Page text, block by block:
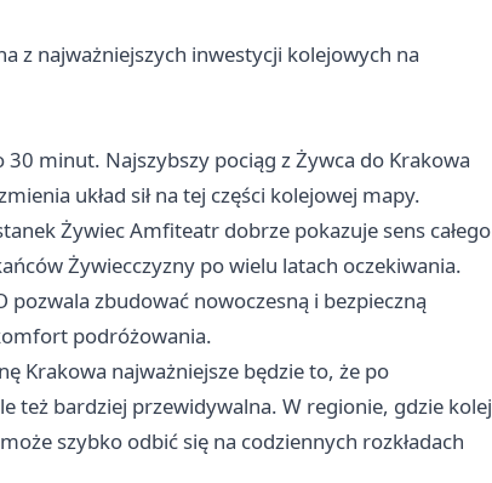
z najważniejszych inwestycji kolejowych na
30 minut. Najszybszy pociąg z Żywca do Krakowa
układ sił na tej części kolejowej mapy.
Żywiec Amfiteatr dobrze pokazuje sens całego
Żywiecczyzny po wielu latach oczekiwania.
pozwala zbudować nowoczesną i bezpieczną
podróżowania.
Krakowa najważniejsze będzie to, że po
też bardziej przewidywalna. W regionie, gdzie kolej
szybko odbić się na codziennych rozkładach